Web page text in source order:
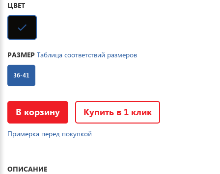
ЦВЕТ
РАЗМЕР Таблица соответствий размеров
36-41
В корзину Купить в 1 клик
Примерка перед покупкой
ОПИСАНИЕ